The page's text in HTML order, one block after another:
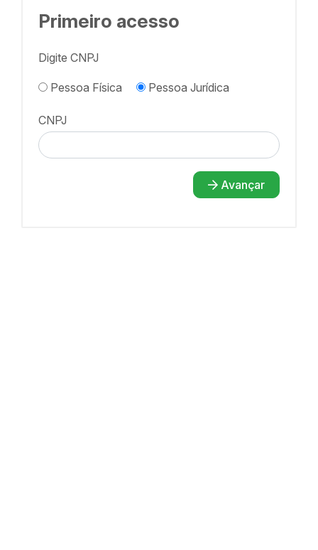
Primeiro acesso
Digite CNPJ
Pessoa Física Pessoa Jurídica
CNPJ
Avançar